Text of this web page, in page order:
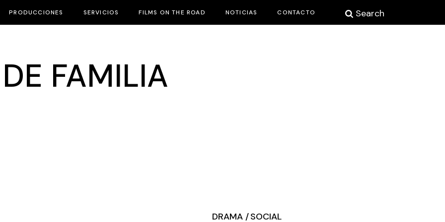
PRODUCCIONES SERVICIOS FILMS ON THE ROAD NOTICIAS CONTACTO Search
FAMILIA
DRAMA SOCIAL